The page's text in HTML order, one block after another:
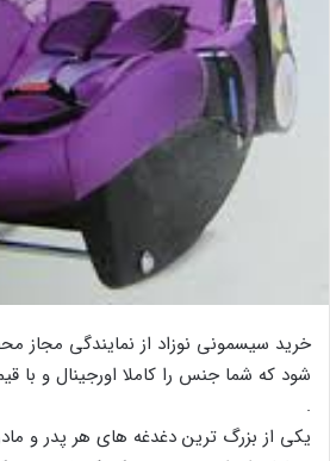
خرید سیسمونی نوزاد از نمایندگی مجاز
شود که شما جنس را کاملا اورجینال و با
.
یکی از بزرگ ترین دغدغه های هر پدر و